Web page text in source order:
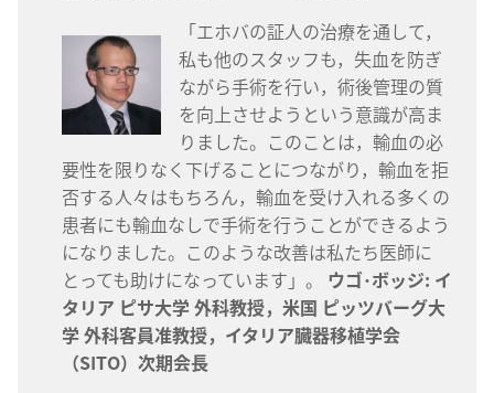
「エホバの証人の治療を通して，
私も他のスタッフも，失血を防ぎ
ながら手術を行い，術後管理の質
を向上させようという意識が高ま
りました。このことは，輸血の必
要性を限りなく下げることにつながり，輸血を拒
否する人々はもちろん，輸血を受け入れる多くの
患者にも輸血なしで手術を行うことができるよう
になりました。このような改善は私たち医師に
とっても助けになっています」。 ウゴ･ボッジ: イ
タリア ピサ大学 外科教授，米国 ピッツバーグ大
学 外科客員准教授，イタリア臓器移植学会
（SITO）次期会長